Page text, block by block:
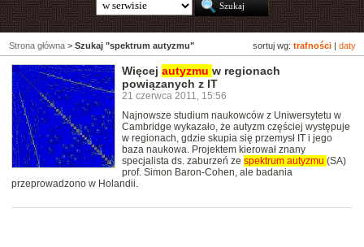
sortuj wg: trafności daty
Strona główna > Szukaj "spektrum autyzmu"
Więcej autyzmu w regionach
powiązanych z IT
21 czerwca 2011, 15:56
Najnowsze studium naukowców z Uniwersytetu w
Cambridge wykazało, że autyzm częściej występuje
w regionach, gdzie skupia się przemysł IT i jego
baza naukowa. Projektem kierował znany
specjalista ds. zaburzeń ze spektrum autyzmu (SA)
prof. Simon Baron-Cohen, ale badania
przeprowadzono w Holandii.